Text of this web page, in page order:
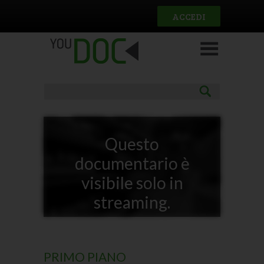
ACCEDI
Questo
documentario è
visibile solo in
streaming.
PRIMO PIANO